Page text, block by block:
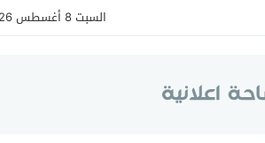
السبت 8 أغسطس 2026 - 15:42 مساءً